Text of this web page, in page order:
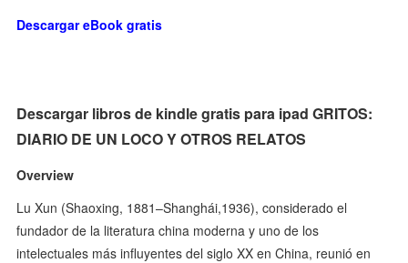
Descargar eBook gratis
Descargar libros de kindle gratis para ipad GRITOS:
DIARIO DE UN LOCO Y OTROS RELATOS
Overview
Lu Xun (Shaoxing, 1881–Shanghái,1936), considerado el
fundador de la literatura china moderna y uno de los
intelectuales más influyentes del siglo XX en China, reunió en